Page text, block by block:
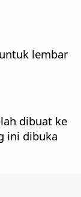
lembar
dibuat ke
ini dibuka